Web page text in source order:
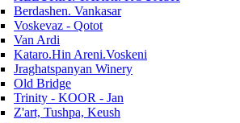
Berdashen. Vankasar
Voskevaz - Qotot
Van Ardi
Kataro.Hin Areni.Voskeni
Jraghatspanyan Winery
Old Bridge
Trinity - KOOR - Jan
Z'art, Tushpa, Keush